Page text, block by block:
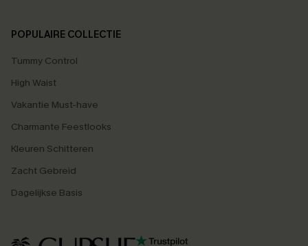
POPULAIRE COLLECTIE
Tummy Control
High Waist
Vakantie Must-have
Charmante Feestlooks
Kleuren Schitteren
Zacht Gebreid
Dagelijkse Basis